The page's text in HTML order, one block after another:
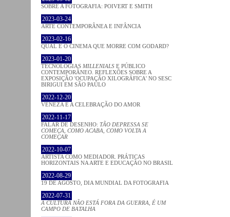
SOBRE A FOTOGRAFIA: POIVERT E SMITH
2023-03-24
ARTE CONTEMPORÂNEA E INFÂNCIA
2023-02-16
QUAL É O CINEMA QUE MORRE COM GODARD?
2023-01-20
TECNOLOGIAS MILLENIALS E PÚBLICO
CONTEMPORÂNEO. REFLEXÕES SOBRE A
EXPOSIÇÃO 'OCUPAÇÃO XILOGRÁFICA' NO SESC
BIRIGUI EM SÃO PAULO
2022-12-20
VENEZA E A CELEBRAÇÃO DO AMOR
2022-11-17
FALAR DE DESENHO: TÃO DEPRESSA SE
COMEÇA, COMO ACABA, COMO VOLTA A
COMEÇAR
2022-10-07
ARTISTA COMO MEDIADOR. PRÁTICAS
HORIZONTAIS NA ARTE E EDUCAÇÃO NO BRASIL
2022-08-29
19 DE AGOSTO, DIA MUNDIAL DA FOTOGRAFIA
2022-07-31
A CULTURA NÃO ESTÁ FORA DA GUERRA, É UM
CAMPO DE BATALHA